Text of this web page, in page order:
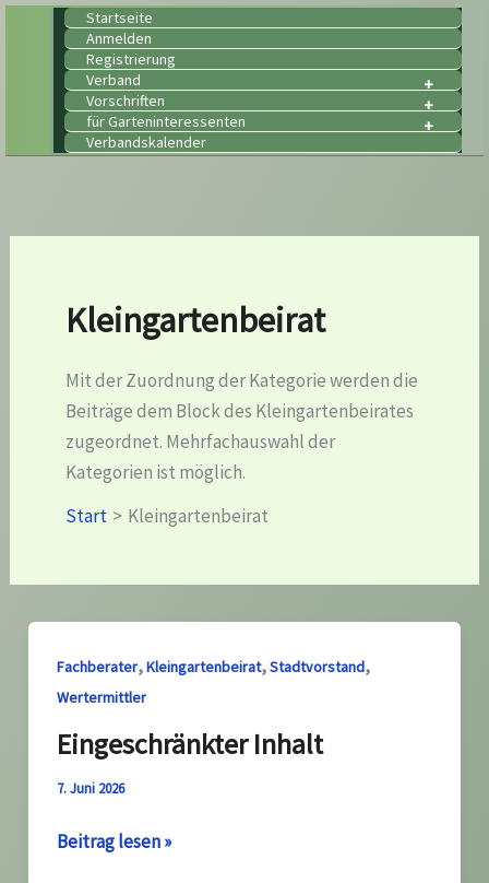
springen
Startseite
Anmelden
Registrierung
Verband
Vorschriften
für Garteninteressenten
Verbandskalender
Kleingartenbeirat
Mit der Zuordnung der Kategorie werden die
Beiträge dem Block des Kleingartenbeirates
zugeordnet. Mehrfachauswahl der
Kategorien ist möglich.
Start
Kleingartenbeirat
Fachberater,Kleingartenbeirat,Stadtvorstand,
Wertermittler
Eingeschränkter Inhalt
7. Juni 2026
Eingeschränkter
Beitrag lesen »